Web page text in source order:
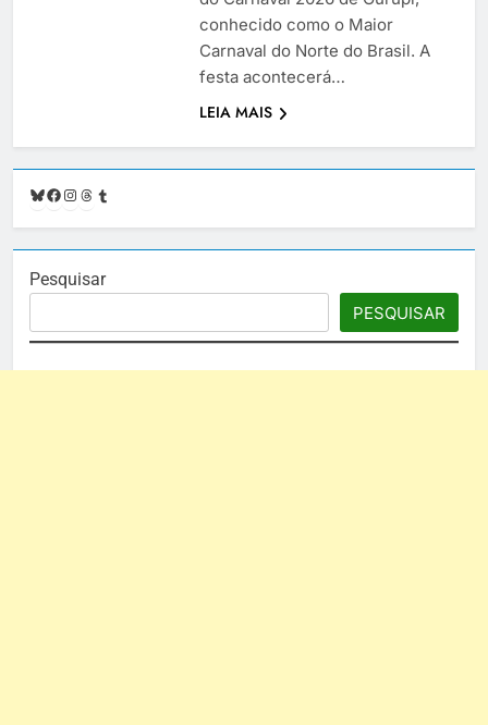
conhecido como o Maior
Carnaval do Norte do Brasil. A
festa acontecerá…
LEIA MAIS
Bluesky
Facebook
Instagram
Threads
Pesquisar
PESQUISAR